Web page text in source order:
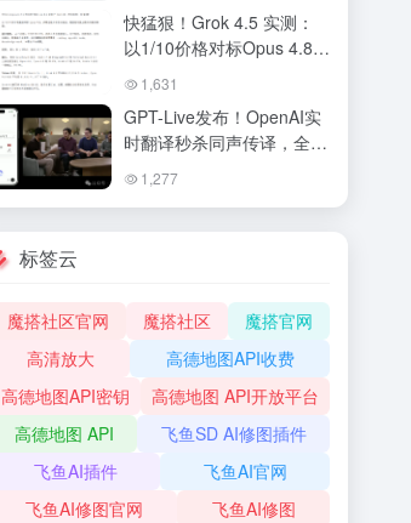
Fable 5
快猛狠！Grok 4.5 实测：
以1/10价格对标Opus 4.8的
编程新王
1,631
GPT-Live发布！OpenAI实
时翻译秒杀同声传译，全双
工语音交互让ChatGPT变
身真人
1,277
标签云
魔搭社区官网 魔搭社区
魔搭官网
高清放大
高德地图API收费
高德地图API密钥
高德地图 API开放平台
高德地图 API
飞鱼SD AI修图插件
飞鱼AI插件
飞鱼AI官网
飞鱼AI修图官网
飞鱼AI修图